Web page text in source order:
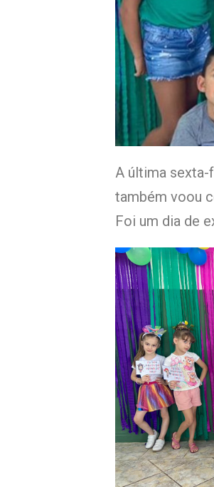
A última sexta-
também voou
Foi um dia de